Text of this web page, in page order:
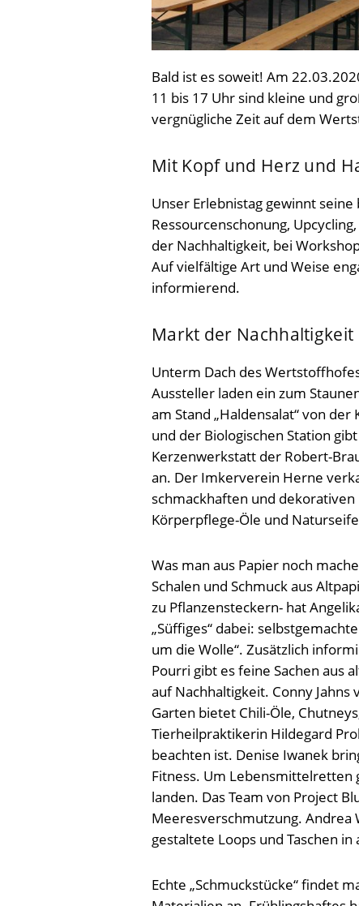
Bald ist es soweit! Am
11 bis 17 Uhr sind kleine und
vergnügliche Zeit auf dem
Mit Kopf und Herz und
Unser Erlebnistag gewinnt
Ressourcenschonung,
der Nachhaltigkeit, bei
Auf vielfältige Art und Weise
informierend.
Markt der Nachhaltigkeit
Unterm Dach des
Aussteller laden ein zum
am Stand „Haldensalat“ von
und der Biologischen Station
Kerzenwerkstatt der Robert-
an. Der Imkerverein Herne
schmackhaften und dekorativen
Körperpflege-Öle und
Was man aus Papier noch
Schalen und Schmuck aus
zu Pflanzensteckern- hat
„Süffiges“ dabei:
um die Wolle“. Zusätzlich
Pourri gibt es feine Sachen aus
auf Nachhaltigkeit. Conny
Garten bietet Chili-Öle,
Tierheilpraktikerin Hildegard
beachten ist. Denise Iwanek
Fitness. Um Lebensmittelretten
landen. Das Team von Project
Meeresverschmutzung. Andrea
gestaltete Loops und Taschen
Echte „Schmuckstücke“ findet